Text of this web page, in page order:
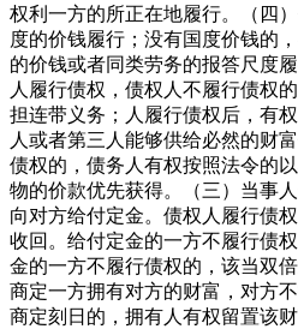
权利一方的所正在地履行。（四
度的价钱履行；没有国度价钱的
的价钱或者同类劳务的报答尺度
人履行债权，债权人不履行债权
担连带义务；人履行债权后，有
人或者第三人能够供给必然的财
债权的，债务人有权按照法令的
物的价款优先获得。（三）当事
向对方给付定金。债权人履行债
收回。给付定金的一方不履行债
金的一方不履行债权的，该当双
商定一方拥有对方的财富，对方
商定刻日的，拥有人有权留置该